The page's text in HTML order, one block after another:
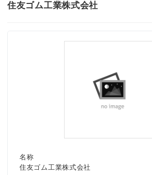
住友ゴム工業株式会社
名称
住友ゴム工業株式会社